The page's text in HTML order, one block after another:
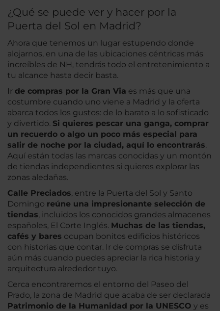
¿Qué se puede ver y hacer por la
Puerta del Sol en Madrid?
Ahora que tenemos un lugar estupendo donde
alojarnos, en una de las ubicaciones céntricas más
increíbles de NH, tendrás todo el entretenimiento a
tu alcance hasta decir basta.
Ir de compras por la Gran Via es más que una
costumbre cuando uno viene a Madrid y la oferta
abarca todos los gustos: de lo barato a lo sofisticado
y divertido. Si quieres pescar una ganga, comprar
un recuerdo o algo un poco más especial para
salir de noche por la ciudad, aquí lo encontrarás.
Aquí están todas las marcas conocidas y un montón
de tiendas independientes si quieres explorar las
zonas aledañas.
Calle Preciados, entre la Puerta del Sol y Santo
Domingo reúne una impresionante selección de
tiendas, incluidos los conocidos grandes almacenes
españoles, El Corte Inglés. Muchas de las tiendas,
cafés y bares ocupan bonitos edificios históricos
con historias que contar. Ir de compras se disfruta
aún más cuando puedes apreciar la rica historia y
arquitectura alrededor tuyo.
Cerca encontraremos el entorno del Paseo del
Prado, la zona de Madrid que acaba de ser declarada
Patrimonio de la Humanidad por la UNESCO y es